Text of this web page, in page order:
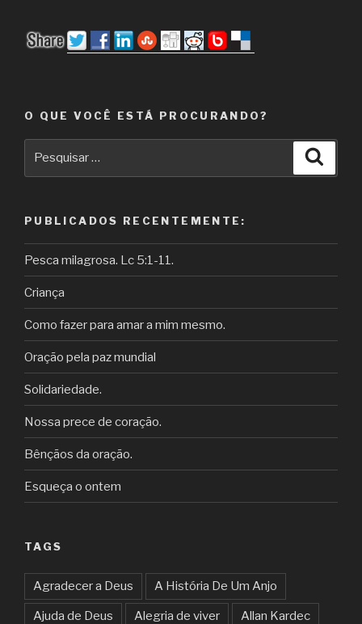
O QUE VOCÊ ESTÁ PROCURANDO?
PUBLICADOS RECENTEMENTE:
Pesca milagrosa. Lc 5:1-11.
Criança
Como fazer para amar a mim mesmo.
Oração pela paz mundial
Solidariedade.
Nossa prece de coração.
Bênçãos da oração.
Esqueça o ontem
TAGS
Agradecer a Deus A História De Um Anjo
Ajuda de Deus Alegria de viver Allan Kardec